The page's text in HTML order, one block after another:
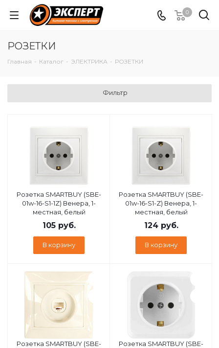
0
РОЗЕТКИ
Главная - Каталог - ЭЛЕКТРИКА - РОЗЕТКИ
Фильтр
Розетка SMARTBUY (SBE-
01w-16-S1-1Z) Венера, 1-
местная, белый
105руб.
В корзину
Розетка SMARTBUY (SBE-
01w-16-S1-Z) Венера, 1-
местная, белый
124руб.
В корзину
Розетка SMARTBUY (SBE-
Розетка SMARTBUY (SBE-